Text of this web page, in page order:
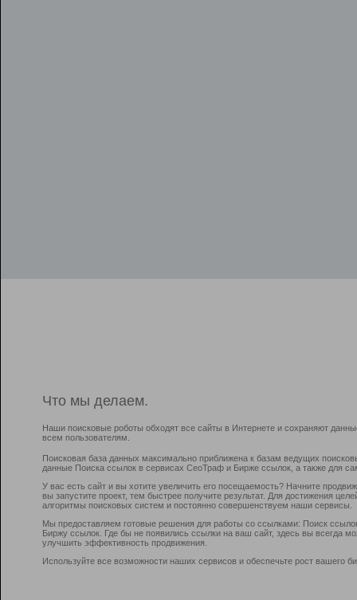
Что мы делаем.
Наши поисковые роботы обходят все сайты в Интернете и сохраняют
всем пользователям.
Поисковая база данных максимально приближена к базам ведущих
данные Поиска ссылок в сервисах СеоТраф и Бирже ссылок, а также для
У вас есть сайт и вы хотите увеличить его посещаемость? Начните
вы запустите проект, тем быстрее получите результат. Для достижения
алгоритмы поисковых систем и постоянно совершенствуем наши сервисы.
Мы предоставляем готовые решения для работы со ссылками: Поиск
Биржу ссылок. Где бы не появились ссылки на ваш сайт, здесь вы всегда
улучшить эффективность продвижения.
Используйте все возможности наших сервисов и обеспечьте рост вашего